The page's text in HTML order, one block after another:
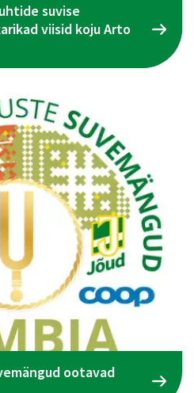
suvise
viisid koju Arto
ootavad